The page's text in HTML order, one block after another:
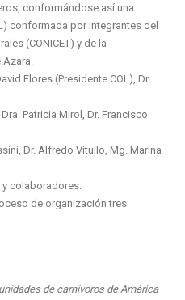
conformándose así una
conformada por integrantes del
(CONICET) y de la
Flores (Presidente COL), Dr.
Patricia Mirol, Dr. Francisco
Dr. Alfredo Vitullo, Mg. Marina
y colaboradores.
de organización tres
de carnívoros de América